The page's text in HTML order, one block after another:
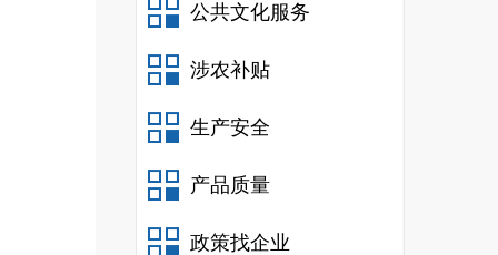
公共文化服务
涉农补贴
生产安全
产品质量
政策找企业